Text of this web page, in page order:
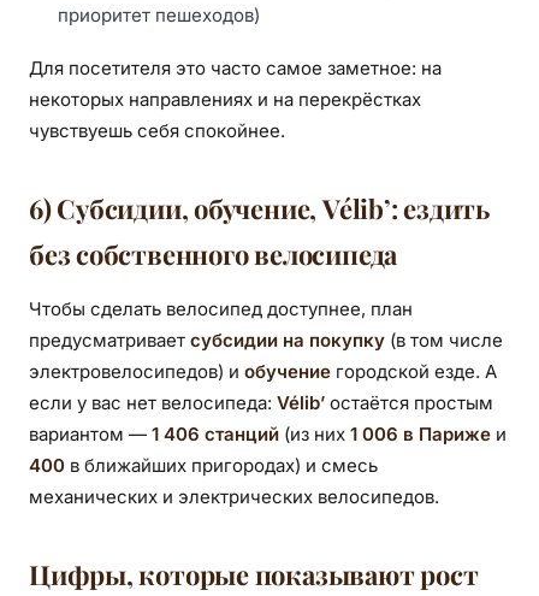
приоритет пешеходов)
Для посетителя это часто самое заметное: на
некоторых направлениях и на перекрёстках
чувствуешь себя спокойнее.
6) Субсидии, обучение, Vélib’: ездить
без собственного велосипеда
Чтобы сделать велосипед доступнее, план
предусматривает субсидии на покупку (в том числе
электровелосипедов) и обучение городской езде. А
если у вас нет велосипеда: Vélib’ остаётся простым
вариантом — 1 406 станций (из них 1 006 в Париже и
400 в ближайших пригородах) и смесь
механических и электрических велосипедов.
Цифры, которые показывают рост